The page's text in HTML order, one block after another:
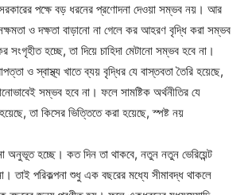
পক্ষে বড় ধরনের প্রণোদনা দেওয়া সম্ভব নয়। আর
ও দক্ষতা বাড়ানো না গেলে কর আহরণ বৃদ্ধি করা সম্ভব
সংগৃহীত হচ্ছে, তা দিয়ে চাহিদা মেটানো সম্ভব হবে না।
ও স্বাস্থ্য খাতে ব্যয় বৃদ্ধির যে বাস্তবতা তৈরি হয়েছে,
সম্ভব হবে না। ফলে সামষ্টিক অর্থনীতির যে
হয়েছে, তা কিসের ভিত্তিতে করা হয়েছে, স্পষ্ট নয়
অনুভূত হচ্ছে। কত দিন তা থাকবে, নতুন নতুন ভেরিয়েন্ট
তাই পরিকল্পনা শুধু এক বছরের মধ্যে সীমাবদ্ধ থাকলে